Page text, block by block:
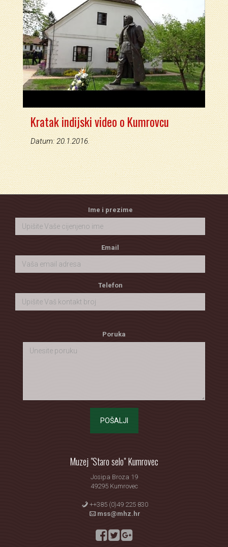
Kratak indijski video o Kumrovcu
Datum: 20.1.2016.
Ime i prezime
Email
Telefon
Poruka
POŠALJI
Muzej "Staro selo" Kumrovec
Josipa Broza 19
49295 Kumrovec
++385 (0)49 225 830
mss@mhz.hr